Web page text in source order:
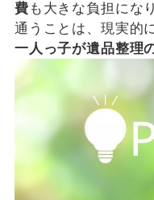
費 も大きな負担にな
通うことは、現実的
一人っ子が遺品整理